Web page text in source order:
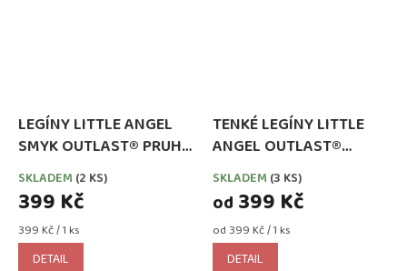
LEGÍNY LITTLE ANGEL
SMYK OUTLAST® PRUH
PUDR/KHAKI
SKLADEM (2 KS)
399 Kč
Měrná
cena:
399 Kč / 1 ks
DETAIL
TENKÉ LEGÍNY LITTLE
ANGEL OUTLAST®
REFLEX ČERNÉ
SKLADEM (3 KS)
od 399 Kč
Měrná
cena:
od 399 Kč / 1 ks
DETAIL